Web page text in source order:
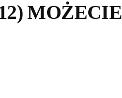
MOŻECIE